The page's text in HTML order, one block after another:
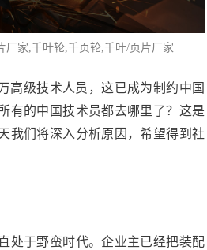
厂家,千叶轮,千页轮,千叶/页片厂家
高级技术人员，这已成为制约中国
有的中国技术员都去哪里了？这是
我们将深入分析原因，希望得到社
处于野蛮时代。企业主已经把装配